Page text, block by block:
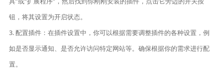
钮，将其设置为开启状态。
3. 配置插件：在插件设置中，你可以根据需要调整插件的各种设置，例
如是否显示通知、是否允许访问特定网站等。确保根据你的需求进行配
置。